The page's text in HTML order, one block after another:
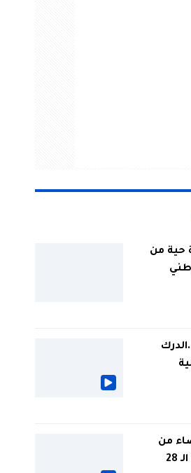
حية من
من
الحكومة على افتتاح الطبعة الـ 28